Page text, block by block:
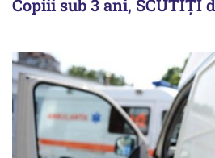
Copiii sub 3 ani, SCUTIȚI